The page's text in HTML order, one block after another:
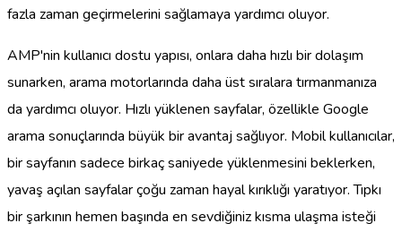
fazla zaman geçirmelerini sağlamaya yardımcı oluyor.
AMP'nin kullanıcı dostu yapısı, onlara daha hızlı bir dolaşım
sunarken, arama motorlarında daha üst sıralara tırmanmanıza
da yardımcı oluyor. Hızlı yüklenen sayfalar, özellikle Google
arama sonuçlarında büyük bir avantaj sağlıyor. Mobil kullanıcılar,
bir sayfanın sadece birkaç saniyede yüklenmesini beklerken,
yavaş açılan sayfalar çoğu zaman hayal kırıklığı yaratıyor. Tıpkı
bir şarkının hemen başında en sevdiğiniz kısma ulaşma isteği